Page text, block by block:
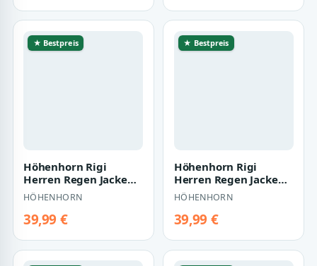
★ Bestpreis
Höhenhorn Rigi
Herren Regen Jacke
Outdoor Rain
Freizeitjacke Kapuze
Re…
HÖHENHORN
39,99 €
★ Bestpreis
Höhenhorn Rigi
Herren Regen Jacke
Outdoor Rain
Freizeitjacke Kapuze
Re…
HÖHENHORN
39,99 €